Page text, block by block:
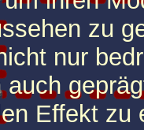
zu
nur
Effekt zu